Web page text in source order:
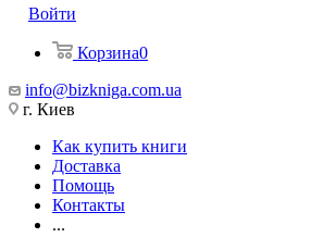
Войти
Корзина0
info@bizkniga.com.ua
г. Киев
Как купить книги
Доставка
Помощь
Контакты
...